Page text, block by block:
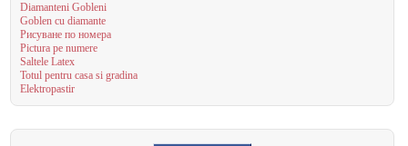
Diamanteni Gobleni
Goblen cu diamante
Рисуване по номера
Pictura pe numere
Saltele Latex
Totul pentru casa si gradina
Elektropastir